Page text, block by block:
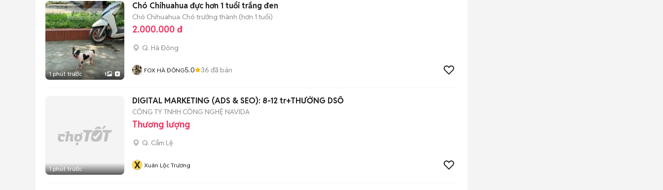
1 phút trước 1
Chó Chihuahua đực hơn 1 tuổi trắng đen
Chó Chihuahua Chó trưởng thành (hơn 1 tuổi)
2.000.000 đ
Q. Hà Đông
FOX HÀ ĐÔNG5.0 36 đã bán
1 phút trước
DIGITAL MARKETING (ADS & SEO): 8-12 tr+THƯỞNG DSỐ
CÔNG TY TNHH CÔNG NGHỆ NAVIDA
Thương lượng
Q. Cẩm Lệ
X Xuân Lộc Trương